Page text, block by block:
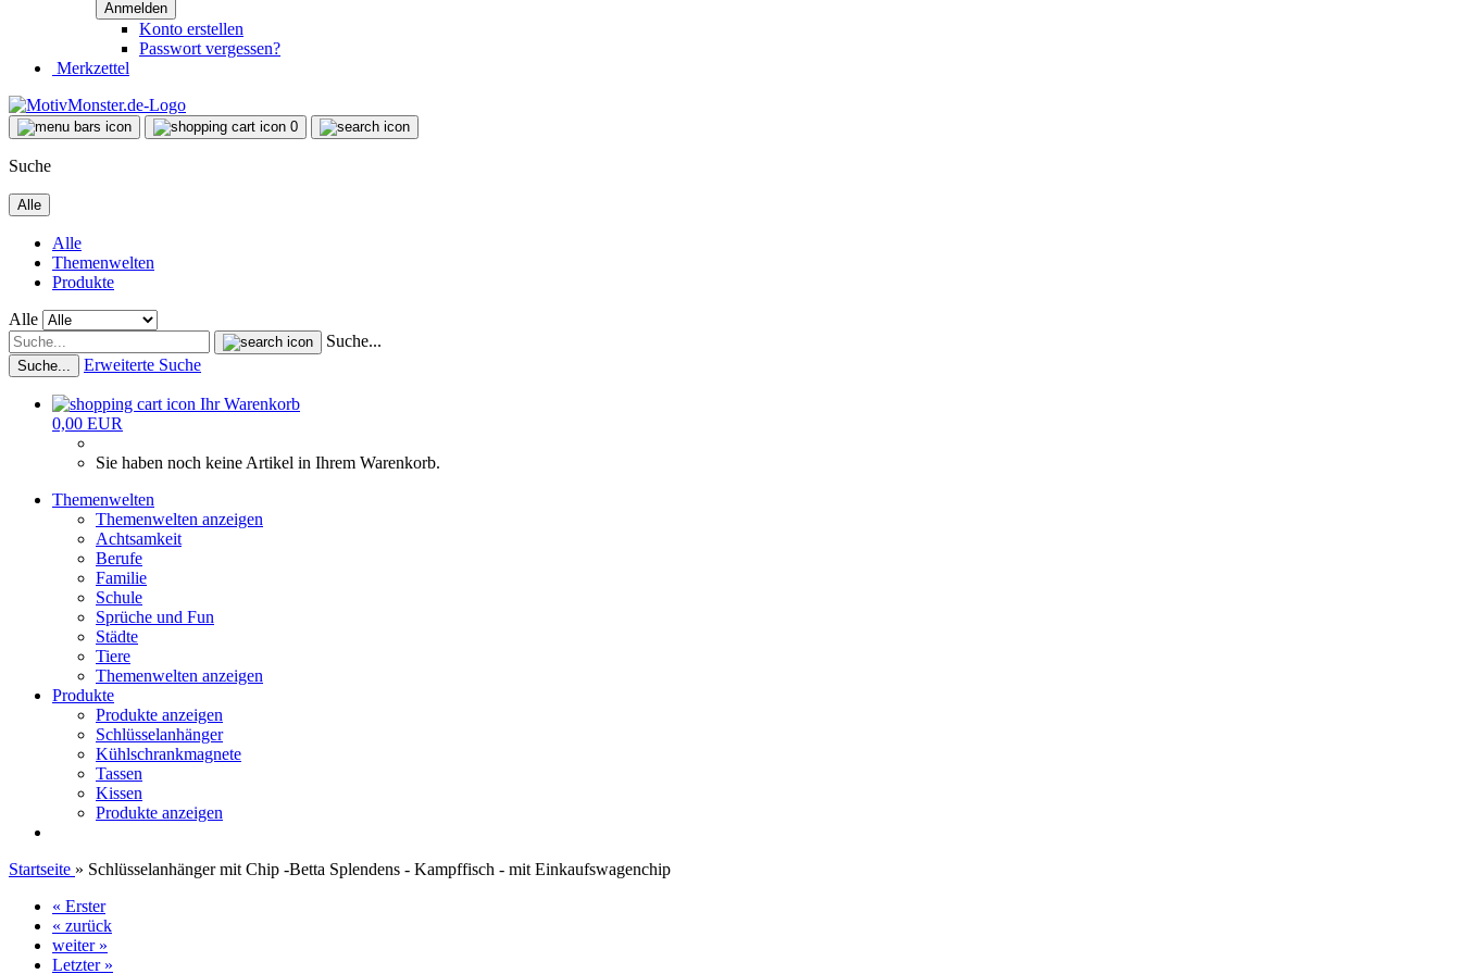
Konto erstellen
Passwort vergessen?
Merkzettel
0
Suche
Alle
Alle
Themenwelten
Produkte
Alle
Suche...
Suche... Erweiterte Suche
Ihr Warenkorb
0,00 EUR
Sie haben noch keine Artikel in Ihrem Warenkorb.
Themenwelten
Themenwelten anzeigen
Achtsamkeit
Berufe
Familie
Schule
Sprüche und Fun
Städte
Tiere
Themenwelten anzeigen
Produkte
Produkte anzeigen
Schlüsselanhänger
Kühlschrankmagnete
Tassen
Kissen
Produkte anzeigen
Startseite » Schlüsselanhänger mit Chip -Betta Splendens - Kampffisch - mit Einkaufswagenchip
« Erster
« zurück
weiter »
Letzter »